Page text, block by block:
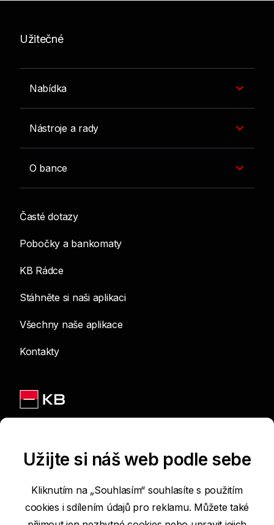
Užitečné
Nabídka
Nástroje a rady
O bance
Časté dotazy
Pobočky a bankomaty
KB Rádce
Stáhněte si naši aplikaci
Všechny naše aplikace
Kontakty
Podmínky používání internetových stránek
Užijte si náš web podle sebe
Kliknutím na „Souhlasím“ souhlasíte s použitím
cookies i sdílením údajů pro reklamu. Můžete také